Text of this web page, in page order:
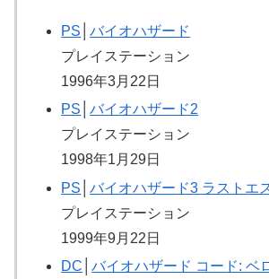
PS │バイオハザード
プレイステーション
1996年3月22日
PS │バイオハザード2
プレイステーション
1998年1月29日
PS │バイオハザード3 ラストエ
プレイステーション
1999年9月22日
DC │バイオハザード コード: ベ